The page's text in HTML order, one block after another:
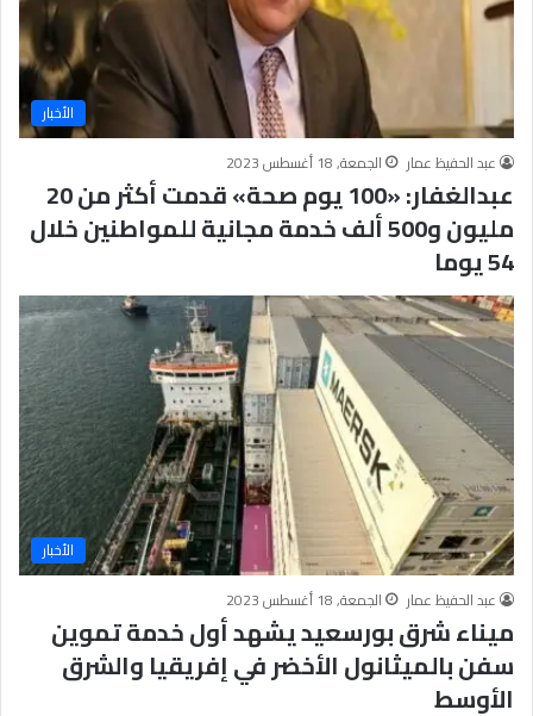
الأخبار
عبد الحفيظ عمار
الجمعة, 18 أغسطس 2023
عبدالغفار: «100 يوم صحة» قدمت أكثر من 20
مليون و500 ألف خدمة مجانية للمواطنين خلال
54 يوما
الأخبار
عبد الحفيظ عمار
الجمعة, 18 أغسطس 2023
ميناء شرق بورسعيد يشهد أول خدمة تموين
سفن بالميثانول الأخضر في إفريقيا والشرق
الأوسط